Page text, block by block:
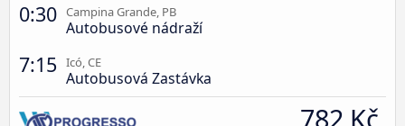
0:30 Campina Grande, PB
Autobusové nádraží
7:15 Icó, CE
Autobusová Zastávka
782 Kč